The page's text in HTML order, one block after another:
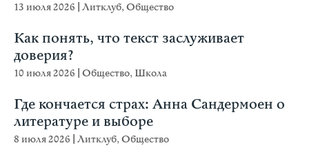
13 июля 2026 Литклуб,Общество
Как понять, что текст заслуживает
доверия?
10 июля 2026 Общество, Школа
Где кончается страх: Анна Сандермоен о
литературе и выборе
8 июля 2026 Литклуб,Общество